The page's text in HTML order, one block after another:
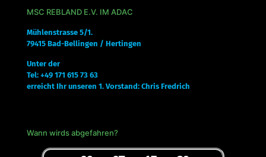
MSC REBLAND E.V. IM ADAC
Mühlenstrasse 5/1.
79415 Bad-Bellingen / Hertingen
Unter der
Tel: +49 171 615 73 63
erreicht Ihr unseren 1. Vorstand: Chris Fredrich
Wann wirds abgefahren?